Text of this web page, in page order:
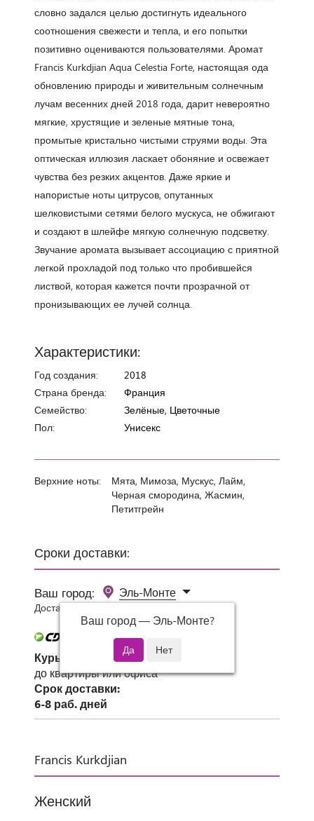
Сроки доставки:
Ваш город:
Эль-Монте
Ваш город — Эль-Монте?
Доставка 0 руб при заказе от 3000 руб.
Курьер СДЭК
до квартиры или офиса
Срок доставки:
6-8 раб. дней
Francis Kurkdjian
Женский
словно задался целью достигнуть идеального
соотношения свежести и тепла, и его попытки
позитивно оцениваются пользователями. Аромат
Francis Kurkdjian Aqua Celestia Forte, настоящая ода
обновлению природы и живительным солнечным
лучам весенних дней 2018 года, дарит невероятно
мягкие, хрустящие и зеленые мятные тона,
промытые кристально чистыми струями воды. Эта
оптическая иллюзия ласкает обоняние и освежает
чувства без резких акцентов. Даже яркие и
напористые ноты цитрусов, опутанных
шелковистыми сетями белого мускуса, не обжигают
и создают в шлейфе мягкую солнечную подсветку.
Звучание аромата вызывает ассоциацию с приятной
легкой прохладой под только что пробившейся
листвой, которая кажется почти прозрачной от
пронизывающих ее лучей солнца.
Характеристики:
Год создания:
2018
Страна бренда:
Франция
Семейство:
Зелёные, Цветочные
Пол:
Унисекс
Верхние ноты:
Мята, Мимоза, Мускус, Лайм,
Черная смородина, Жасмин,
Петитгрейн